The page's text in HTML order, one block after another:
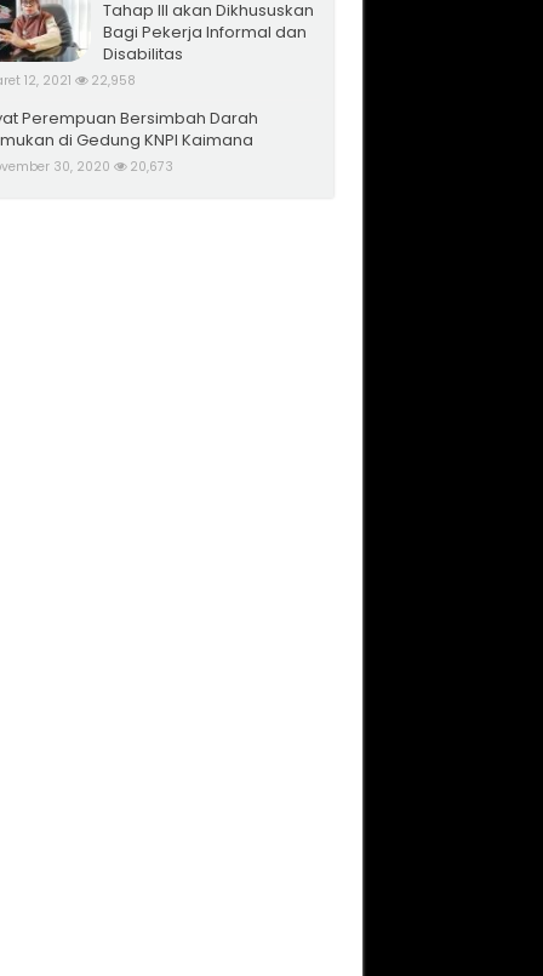
Tahap III akan Dikhususkan
Bagi Pekerja Informal dan
Disabilitas
12, 2021 22,958
Perempuan Bersimbah Darah
di Gedung KNPI Kaimana
30, 2020 20,673